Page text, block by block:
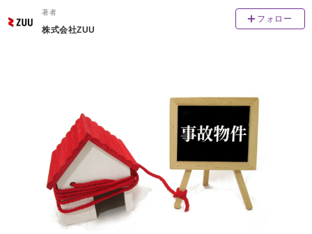
著者
株式会社ZUU
フォロー